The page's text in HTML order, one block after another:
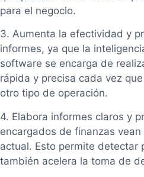
para el negocio.
3. Aumenta la efectividad y
informes, ya que la
software se encarga de
rápida y precisa cada vez
otro tipo de operación.
4. Elabora informes claros y
encargados de finanzas
actual. Esto permite detectar
también acelera la toma de